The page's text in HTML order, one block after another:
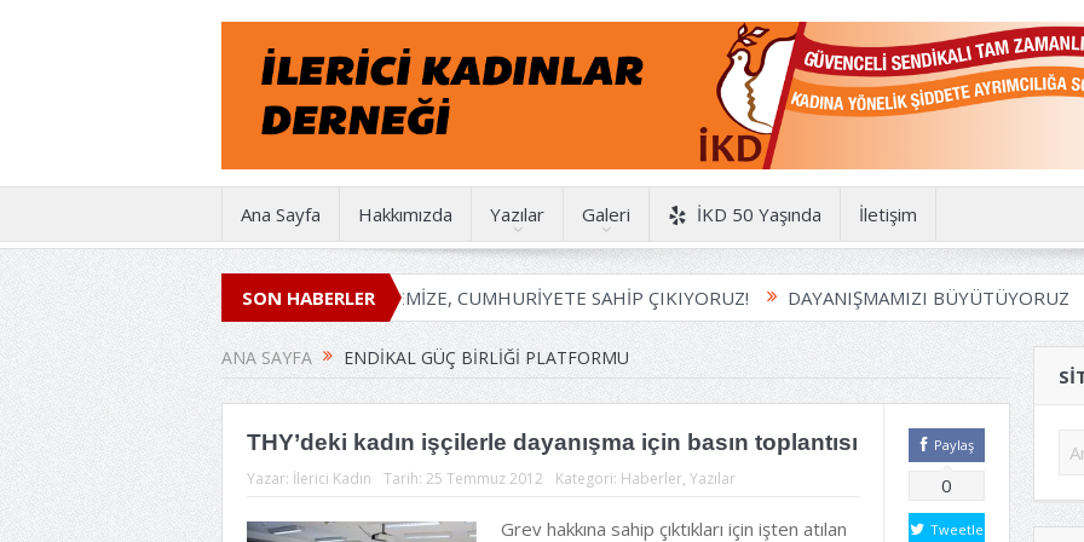
Ana Sayfa Hakkımızda Yazılar Galeri İKD 50 Yaşında İletişim
SON HABERLER
İKD 50 YAŞINDA EMEĞİMİZE, İRADEMİZE, CUMHURİYETE SAHİP ÇIKIYORUZ! DAYANIŞMAMIZI BÜYÜTÜYORUZ
ANA SAYFA ENDIKAL GÜÇ BIRLIĞI PLATFORMU
THY’deki kadın işçilerle dayanışma için basın toplantısı
Yazar: İlerici Kadın Tarih: 25 Temmuz 2012 Kategori: Haberler, Yazılar
Grev hakkına sahip çıktıkları için işten atılan
Paylaş
0
Tweetle